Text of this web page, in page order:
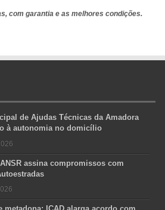
com garantia e as melhores condições.
de Ajudas Técnicas da Amadora
à autonomia no domicílio
assina compromissos com